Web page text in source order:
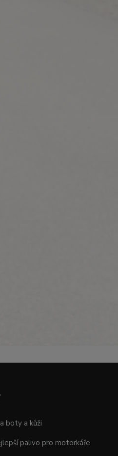
boty a kůži
palivo pro motorkáře